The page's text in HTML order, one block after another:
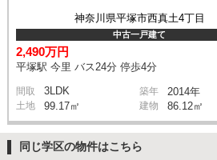
神奈川県平塚市西真土4丁目
中古一戸建て
2,490万円
平塚駅 今里 バス24分 停歩4分
間取 3LDK 築年 2014年
土地 99.17㎡ 建物 86.12㎡
同じ学区の物件はこちら